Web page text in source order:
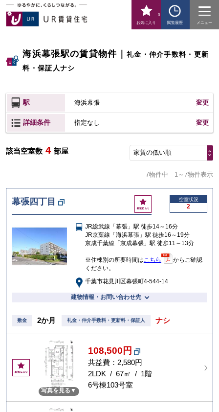
お気に入り
0
閲覧履歴
メニュー
海浜幕張駅の賃貸物件
礼金・仲介手数料・更新
料・保証人ナシ
駅 海浜幕張 変更
詳細条件 指定なし 変更
該当空室数 4 部屋 家賃の低い順
7物件中 1～7物件表示
幕張四丁目
お
気
入
り
空室状況
2
JR総武線「幕張」駅 徒歩14～16分
JR京葉線「海浜幕張」駅 徒歩16～19分
京成千葉線「京成幕張」駅 徒歩11～13分
※住棟別の所要時間はこちら
からご確認
ください。
千葉市花見川区幕張町4-544-14
建物情報・お問い合わせ先
敷金 2か月 礼金・仲介手数料・更新料・保証人 ナシ
お
気
り
写真を見る
108,500円
共益費：2,580円
2LDK / 67㎡ / 1階
6号棟103号室